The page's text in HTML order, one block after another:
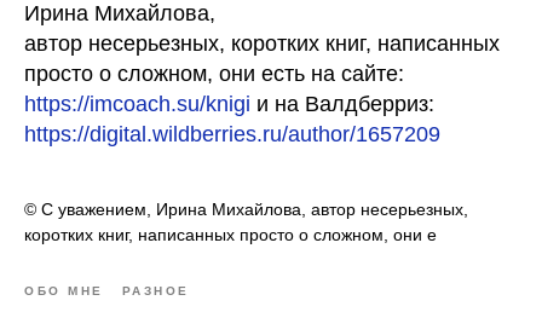
Ирина Михайлова,
автор несерьезных, коротких книг, написанных
просто о сложном, они есть на сайте:
https://imcoach.su/knigi и на Валдберриз:
https://digital.wildberries.ru/author/1657209
© С уважением, Ирина Михайлова, автор несерьезных,
коротких книг, написанных просто о сложном, они е
ОБО МНЕ РАЗНОЕ